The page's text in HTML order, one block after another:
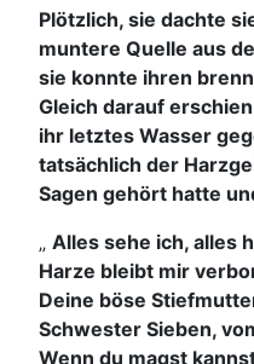
Plötzlich, sie dachte
muntere Quelle aus
sie konnte ihren
Gleich darauf
ihr letztes Wasser
tatsächlich der
Sagen gehört hatte
„ Alles sehe ich, alles
Harze bleibt mir
Deine böse
Schwester Sieben,
Wenn du magst